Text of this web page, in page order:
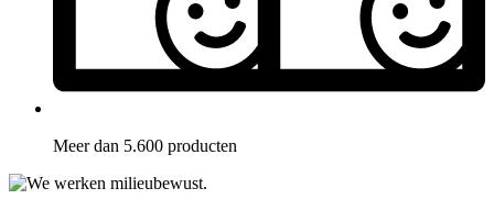
Meer dan 5.600 producten